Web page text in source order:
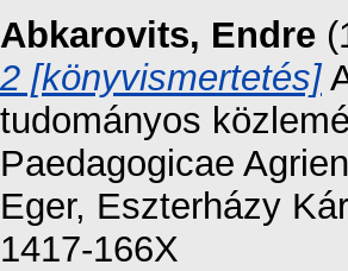
Abkarovits, Endre
2 [könyvismertetés]
tudományos
Paedagogicae
Eger, Eszterházy
1417-166X